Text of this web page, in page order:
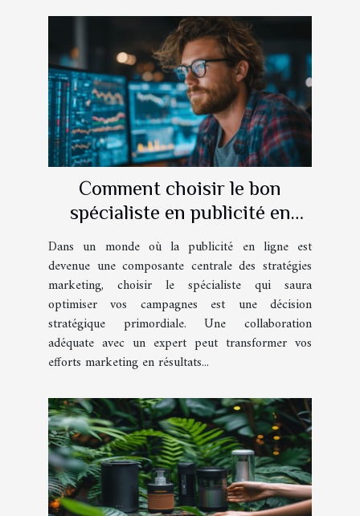
Comment choisir le bon
spécialiste en publicité en
ligne pour optimiser vos
campagnes
Dans un monde où la publicité en ligne est
devenue une composante centrale des stratégies
marketing, choisir le spécialiste qui saura
optimiser vos campagnes est une décision
stratégique primordiale. Une collaboration
adéquate avec un expert peut transformer vos
efforts marketing en résultats...